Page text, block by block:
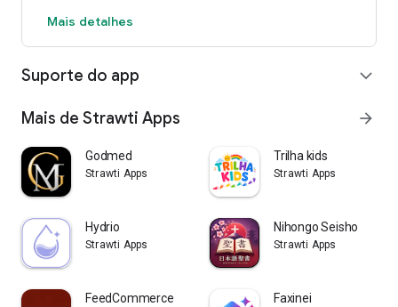
segura e que beneficia tanto quem oferece quanto quem
procura itens para compartilhar.
Mais detalhes
Suporte do app expand_more
Mais de Strawti Apps arrow_forward
Godmed
Strawti Apps
Trilha kids
Strawti Apps
Hydrio
Strawti Apps
Nihongo Seisho
Strawti Apps
FeedCommerce Faxinei